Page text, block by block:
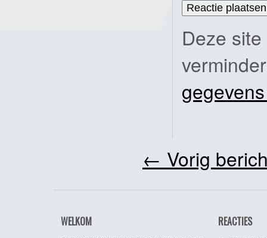
Deze
← Vorig
WELKOM REACTIES